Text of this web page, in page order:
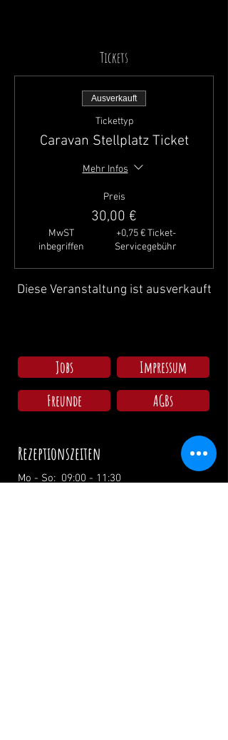
Tickets
Ausverkauft
Tickettyp
Caravan Stellplatz Ticket
Mehr Infos
Preis
30,00 €
MwST
inbegriffen
+0,75 € Ticket-
Servicegebühr
Diese Veranstaltung ist ausverkauft
Jobs
Impressum
Freunde
AGBs
Rezeptionszeiten
Mo - So: 09:00 - 11:30